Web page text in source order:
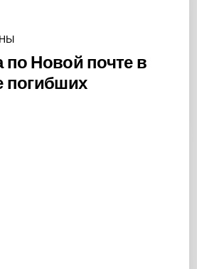
по Новой почте в
погибших